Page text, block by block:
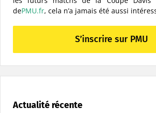
dePMU.fr, cela n’a jamais été aussi
S’inscrire sur PMU
Actualité récente